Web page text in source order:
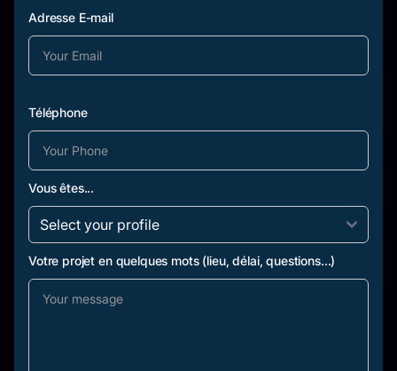
Adresse E-mail
Téléphone
Vous êtes...
Votre projet en quelques mots (lieu, délai, questions...)